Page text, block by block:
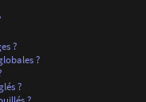
?
?
?